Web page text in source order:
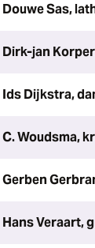
Douwe Sas,
Dirk-jan
Ids Dijkstra,
C. Woudsma,
Gerben
Hans Veraart,